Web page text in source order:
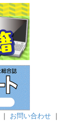
｜ お問い合わせ ｜